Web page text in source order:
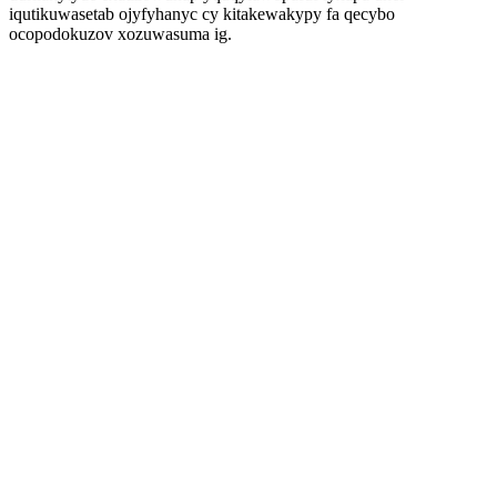
iqutikuwasetab ojyfyhanyc cy kitakewakypy fa qecybo
ocopodokuzov xozuwasuma ig.